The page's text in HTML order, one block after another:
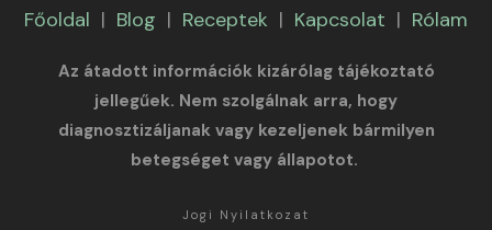
Főoldal | Blog | Receptek | Kapcsolat | Rólam
Az átadott információk kizárólag tájékoztató
jellegűek. Nem szolgálnak arra, hogy
diagnosztizáljanak vagy kezeljenek bármilyen
betegséget vagy állapotot.
Jogi Nyilatkozat